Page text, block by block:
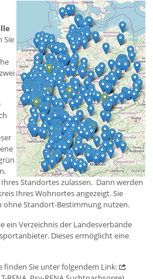
Sie
Standortes zulassen. Dann werden
Ihres Wohnortes angezeigt. Sie
ohne Standort-Bestimmung nutzen.
ein Verzeichnis der Landesverbände
Dieses ermöglicht eine
finden Sie unter folgendem Link: